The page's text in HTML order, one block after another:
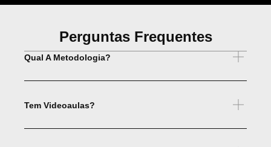
Perguntas Frequentes
Qual A Metodologia?
Tem Videoaulas?